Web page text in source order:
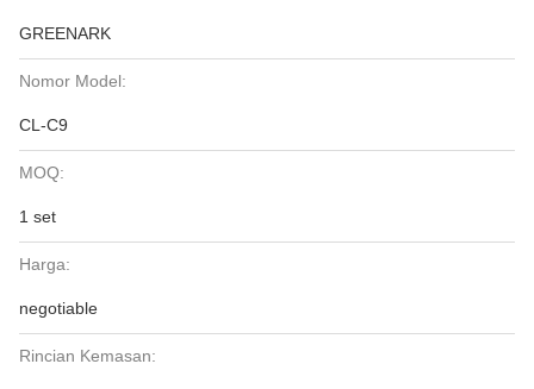
GREENARK
Nomor Model:
CL-C9
MOQ:
1 set
Harga:
negotiable
Rincian Kemasan: